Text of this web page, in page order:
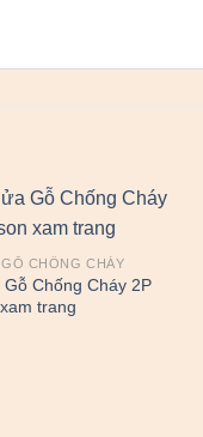
CHỐNG CHÁY
Gỗ Chống Cháy 2P
trang